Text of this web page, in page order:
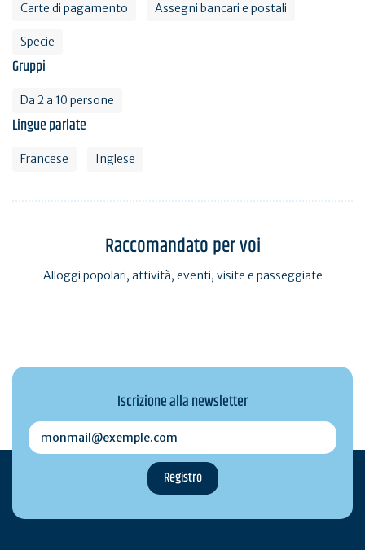
Carte di pagamento Assegni bancari e postali
Specie
Gruppi
Da 2 a 10 persone
Lingue parlate
Francese Inglese
Raccomandato per voi
Alloggi popolari, attività, eventi, visite e passeggiate
Iscrizione alla newsletter
monmail@exemple.com